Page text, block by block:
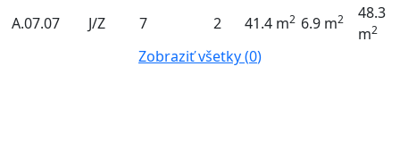
A.07.07 J/Z 7 2 41.4 m2 6.9 m2
48.3
m2
Zobraziť všetky (0)